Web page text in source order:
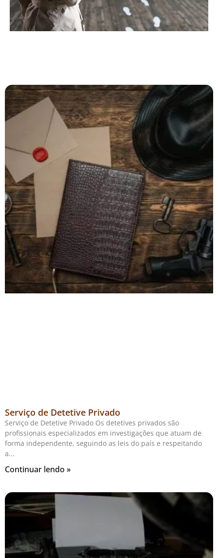
Serviço de Detetive Privado
Serviço de Detetive Privado Os detetives privados são
profissionais especializados em investigações que atuam de
forma independente, seguindo as leis do país e respeitando
a
Continuar lendo »